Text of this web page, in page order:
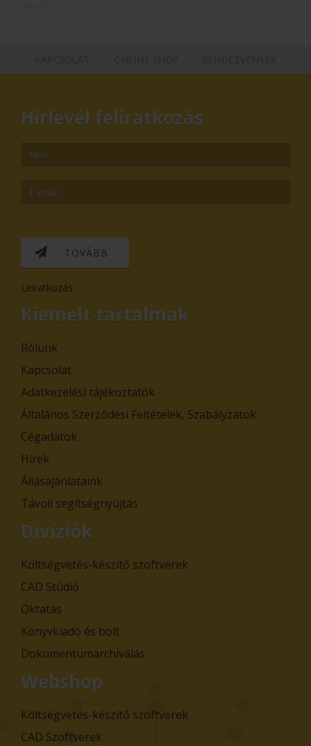
Hírlevél feliratkozás
TOVÁBB
Leiratkozás
Kiemelt tartalmak
Rólunk
Kapcsolat
Adatkezelési tájékoztatók
Általános Szerződési Feltételek, Szabályzatok
Cégadatok
Hírek
Állásajánlataink
Távoli segítségnyújtás
Divíziók
Költségvetés-készítő szoftverek
CAD Stúdió
Oktatás
Könyvkiadó és bolt
Dokumentumarchiválás
Webshop
Költségvetés-készítő szoftverek
CAD Szoftverek